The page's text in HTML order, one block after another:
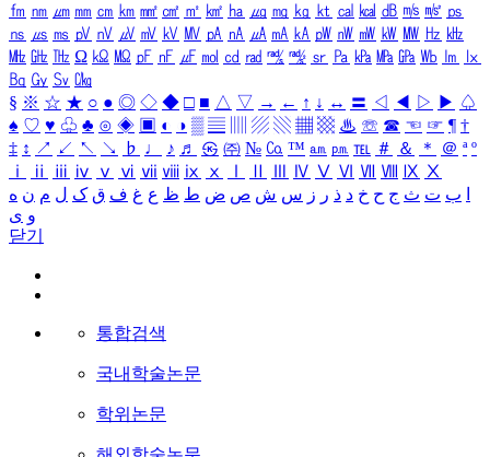
㎙ ㎚ ㎛ ㎜ ㎝ ㎞ ㎟ ㎠ ㎡ ㎢ ㏊ ㎍ ㎎ ㎏ ㏏ ㎈ ㎉ ㏈ ㎧ ㎨ ㎰
㎱ ㎲ ㎳ ㎴ ㎵ ㎶ ㎷ ㎸ ㎹ ㎀ ㎁ ㎂ ㎃ ㎄ ㎺ ㎻ ㎽ ㎾ ㎿ ㎐ ㎑
㎒ ㎓ ㎔ Ω ㏀ ㏁ ㎊ ㎋ ㎌ ㏖ ㏅ ㎭ ㎮ ㎯ ㏛ ㎩ ㎪ ㎫ ㎬ ㏝ ㏐
㏓
㏃ ㏉ ㏜ ㏆
§ ※ ☆ ★ ○ ● ◎ ◇ ◆ □ ■ △ ▽ → ← ↑ ↓ ↔ 〓 ◁ ◀ ▷ ▶ ♤
♠ ♡ ♥ ♧ ♣ ⊙ ◈ ▣ ◐ ◑ ▒ ▤ ▨ ▧ ▦ ▩ ♨ ☏ ☎ ☜ ☞ ¶ †
‡ ↕ ↗ ↙ ↖ ↘ ♭ ♩ ♪ ♬ ㉿ ㈜ № ㏇ ™ ㏂ ㏘ ℡ ＃ ＆ ＊ ＠ ª º
ⅰ
ⅱ ⅲ ⅳ ⅴ ⅵ ⅶ ⅷ ⅸ ⅹ Ⅳ Ⅴ Ⅵ Ⅶ Ⅷ Ⅸ Ⅹ
ب ت ث ج ح خ د ذ ر ز س ش ص ض ط ظ ع غ ف ق ک ل م ن ه
و ی
닫기
통합검색
국내학술논문
학위논문